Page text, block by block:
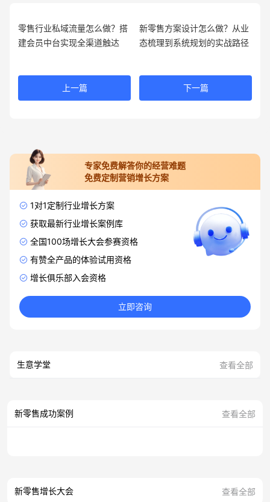
零售行业私域流量怎么做？搭
建会员中台实现全渠道触达
上一篇
新零售方案设计怎么做？从业
态梳理到系统规划的实战路径
下一篇
专家免费解答你的经营难题
免费定制营销增长方案
1对1定制行业增长方案
获取最新行业增长案例库
全国100场增长大会参赛资格
有赞全产品的体验试用资格
增长俱乐部入会资格
立即咨询
生意学堂 查看全部
新零售成功案例 查看全部
新零售增长大会 查看全部